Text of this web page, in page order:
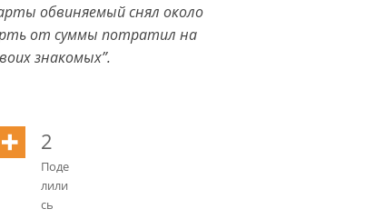
обвиняемый снял около
от суммы потратил на
знакомых”.
2
Поде
лили
сь